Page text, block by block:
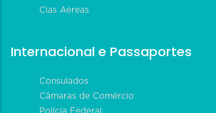
Cias Aéreas
Internacional e Passaportes
Consulados
Câmaras de Comércio
Polícia Federal